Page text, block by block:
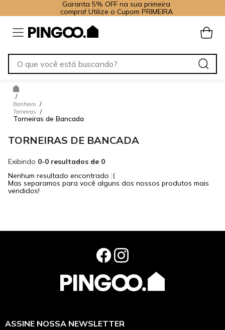
Garanta 5% OFF na sua primeira
compra! Utilize o Cupom PRIMEIRA
/
Banheiro /
Torneiras
/
Torneiras de Bancada
TORNEIRAS DE BANCADA
Exibindo 0-0 resultados de 0
Nenhum resultado encontrado :(
Mas separamos para você alguns dos nossos produtos mais
vendidos!
ASSINE NOSSA NEWSLETTER